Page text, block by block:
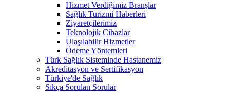
Hizmet Verdiğimiz Branşlar
Sağlık Turizmi Haberleri
Ziyaretçilerimiz
Teknolojik Cihazlar
Ulaşılabilir Hizmetler
Ödeme Yöntemleri
Türk Sağlık Sisteminde Hastanemiz
Akreditasyon ve Sertifikasyon
Türkiye'de Sağlık
Sıkça Sorulan Sorular